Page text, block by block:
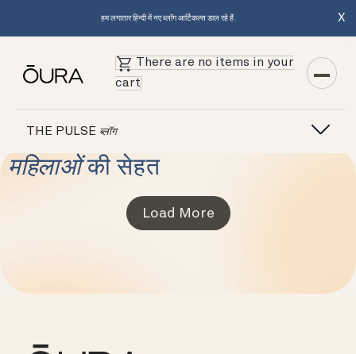
हम लगातार हिन्दी में नए ब्लॉग आर्टिकल्स डाल रहे हैं. X
There are no items in your
cart
THE PULSE ब्लॉग
महिलाओंकी सेहत
Load More